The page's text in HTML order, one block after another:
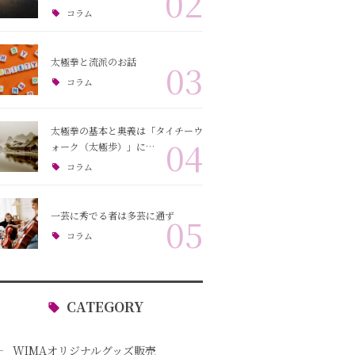
コラム
太極拳と流派のお話
コラム 03
太極拳の基本と奥義は「タイチーウ
ォーク（太極歩）」に…
コラム 04
一芸に秀でる者は多芸に通ず
コラム 05
CATEGORY
WIMAオリジナルグッズ販売